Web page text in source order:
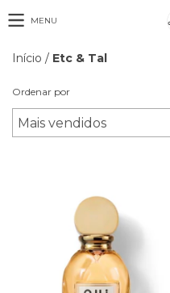
MENU
Início / Etc & Tal
Ordenar por